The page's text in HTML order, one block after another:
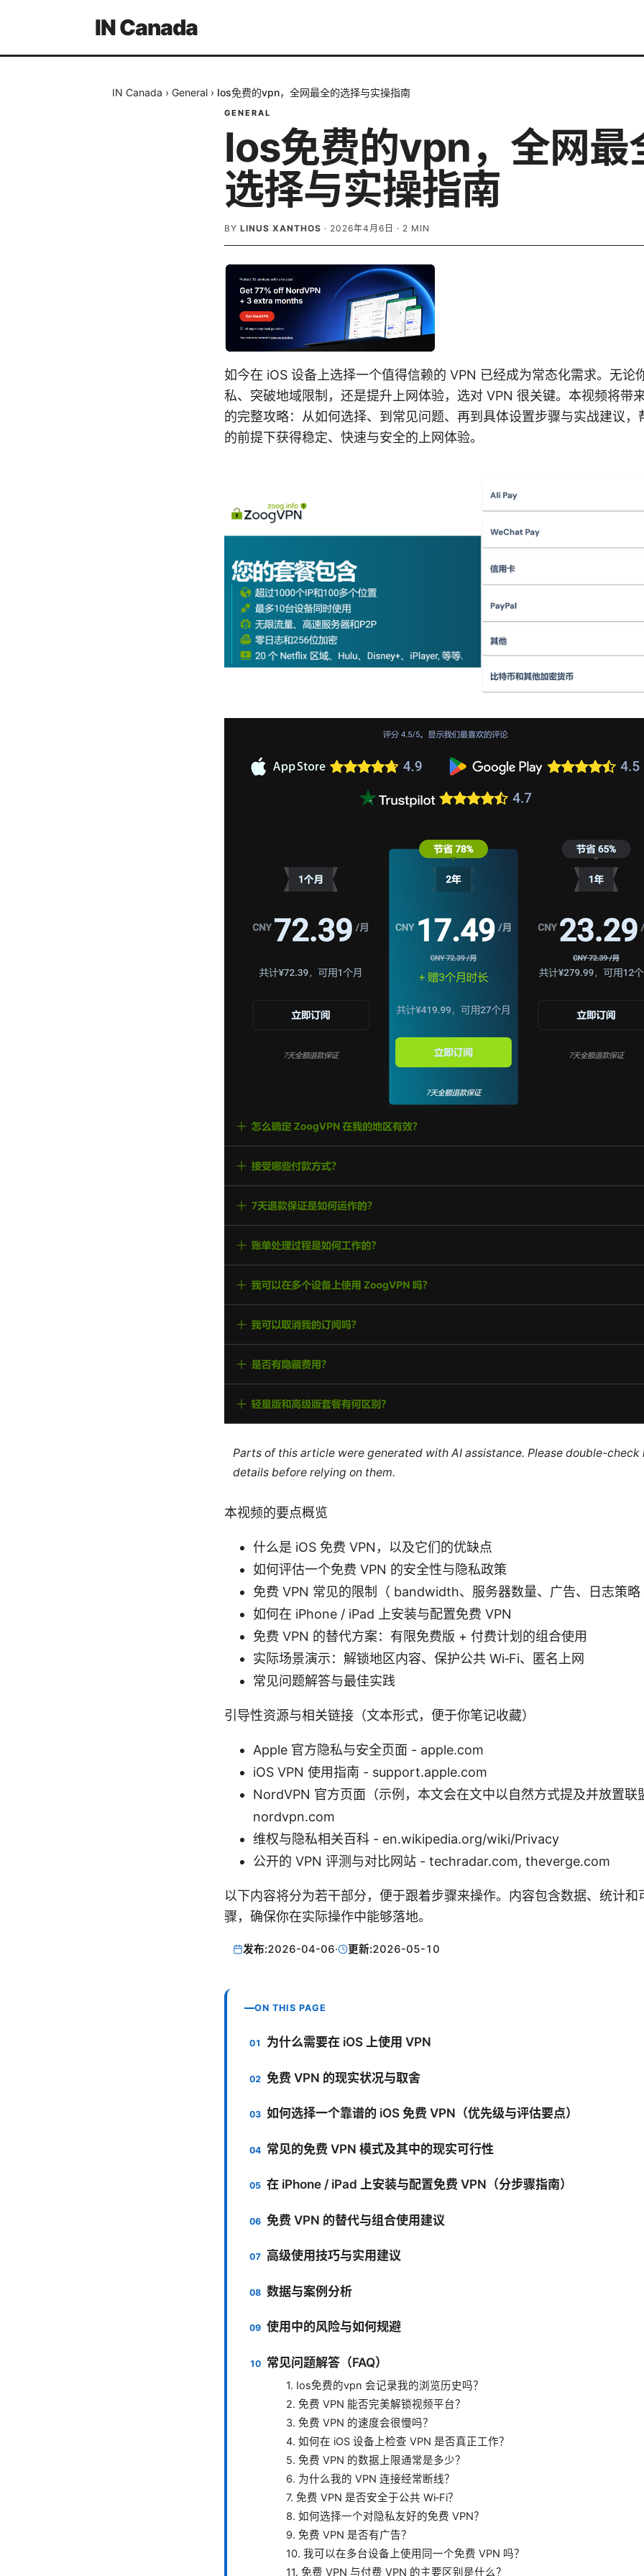
IN Canada
IN Canada › General › Ios免费的vpn，全网最全的选择与实操指南
GENERAL
Ios免费的vpn，全网最
选择与实操指南
BY LINUS XANTHOS · 2026年4月6日 · 2 MIN
如今在 iOS 设备上选择一个值得信赖的 VPN 已经成为常态化需求。无论
私、突破地域限制，还是提升上网体验，选对 VPN 很关键。本视频将带
的完整攻略：从如何选择、到常见问题、再到具体设置步骤与实战建议，
的前提下获得稳定、快速与安全的上网体验。
Parts of this article were generated with AI assistance. Please double-
details before relying on them.
本视频的要点概览
什么是 iOS 免费 VPN，以及它们的优缺点
如何评估一个免费 VPN 的安全性与隐私政策
免费 VPN 常见的限制（ bandwidth、服务器数量、广告、日志策略
如何在 iPhone / iPad 上安装与配置免费 VPN
免费 VPN 的替代方案：有限免费版 + 付费计划的组合使用
实际场景演示：解锁地区内容、保护公共 Wi‑Fi、匿名上网
常见问题解答与最佳实践
引导性资源与相关链接（文本形式，便于你笔记收藏）
Apple 官方隐私与安全页面 - apple.com
iOS VPN 使用指南 - support.apple.com
NordVPN 官方页面（示例，本文会在文中以自然方式提及并放置联
nordvpn.com
维权与隐私相关百科 - en.wikipedia.org/wiki/Privacy
公开的 VPN 评测与对比网站 - techradar.com, theverge.com
以下内容将分为若干部分，便于跟着步骤来操作。内容包含数据、统计和
骤，确保你在实际操作中能够落地。
发布:2026-04-06· 更新:2026-05-10
ON THIS PAGE
为什么需要在 iOS 上使用 VPN
免费 VPN 的现实状况与取舍
如何选择一个靠谱的 iOS 免费 VPN（优先级与评估要点）
常见的免费 VPN 模式及其中的现实可行性
在 iPhone / iPad 上安装与配置免费 VPN（分步骤指南）
免费 VPN 的替代与组合使用建议
高级使用技巧与实用建议
数据与案例分析
使用中的风险与如何规避
常见问题解答（FAQ）
1. Ios免费的vpn 会记录我的浏览历史吗？
2. 免费 VPN 能否完美解锁视频平台？
3. 免费 VPN 的速度会很慢吗？
4. 如何在 iOS 设备上检查 VPN 是否真正工作？
5. 免费 VPN 的数据上限通常是多少？
6. 为什么我的 VPN 连接经常断线？
7. 免费 VPN 是否安全于公共 Wi‑Fi？
8. 如何选择一个对隐私友好的免费 VPN？
9. 免费 VPN 是否有广告？
10. 我可以在多台设备上使用同一个免费 VPN 吗？
11. 免费 VPN 与付费 VPN 的主要区别是什么？